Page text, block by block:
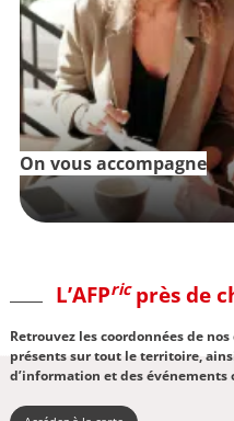
On vous accompagne
L’AFPricprès de
Retrouvez les coordonnées de
présents sur tout le territoire,
d’information et des événements